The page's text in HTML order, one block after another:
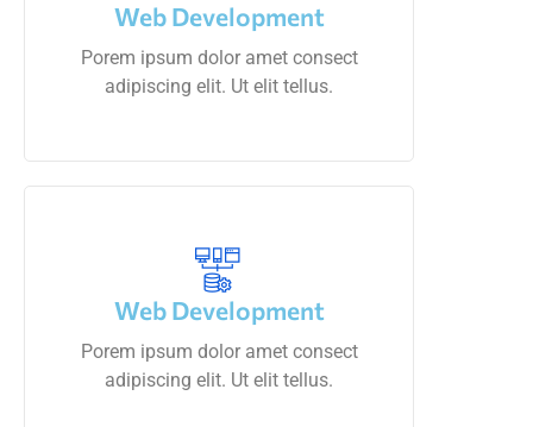
Web Development
Porem ipsum dolor amet consect
adipiscing elit. Ut elit tellus.
Web Development
Porem ipsum dolor amet consect
adipiscing elit. Ut elit tellus.